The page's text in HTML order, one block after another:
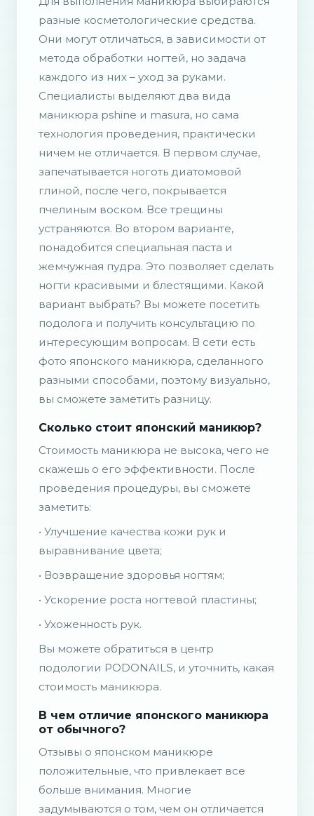
разные косметологические средства.
Они могут отличаться, в зависимости от
метода обработки ногтей, но задача
каждого из них – уход за руками.
Специалисты выделяют два вида
маникюра pshine и masura, но сама
технология проведения, практически
ничем не отличается. В первом случае,
запечатывается ноготь диатомовой
глиной, после чего, покрывается
пчелиным воском. Все трещины
устраняются. Во втором варианте,
понадобится специальная паста и
жемчужная пудра. Это позволяет сделать
ногти красивыми и блестящими. Какой
вариант выбрать? Вы можете посетить
подолога и получить консультацию по
интересующим вопросам. В сети есть
фото японского маникюра, сделанного
разными способами, поэтому визуально,
вы сможете заметить разницу.
Сколько стоит японский маникюр?
Стоимость маникюра не высока, чего не
скажешь о его эффективности. После
проведения процедуры, вы сможете
заметить:
• Улучшение качества кожи рук и
выравнивание цвета;
• Возвращение здоровья ногтям;
• Ускорение роста ногтевой пластины;
• Ухоженность рук.
Вы можете обратиться в центр
подологии PODONAILS, и уточнить, какая
стоимость маникюра.
В чем отличие японского маникюра
от обычного?
Отзывы о японском маникюре
положительные, что привлекает все
больше внимания. Многие
задумываются о том, чем он отличается